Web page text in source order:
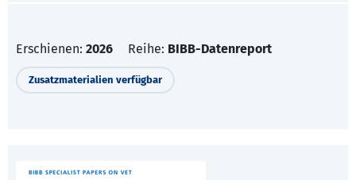
Erschienen: 2026 Reihe: BIBB-Datenreport
Zusatzmaterialien verfügbar